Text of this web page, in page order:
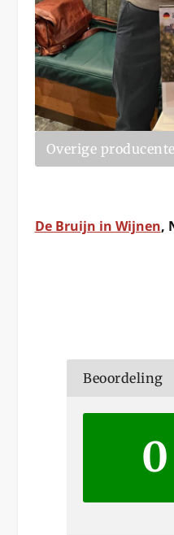
Overige
De Bruijn in Wijnen,
Beoordeling